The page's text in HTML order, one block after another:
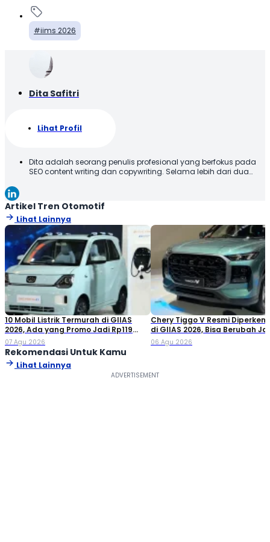
iims 2026
Dita Safitri
Lihat Profil
Dita adalah seorang penulis profesional yang berfokus pada
SEO content writing dan copywriting. Selama lebih dari dua
gaya yang informatif, ringan, dan berbasis data, ia
memastikan pembaca mendapatkan insight yang aplikatif
dan terpercaya.
Artikel Tren Otomotif
Lihat Lainnya
10 Mobil Listrik Termurah di GIIAS
2026, Ada yang Promo Jadi Rp119
Jutaan!
07 Agu 2026
Chery Tiggo V Resmi
di GIIAS 2026, Bisa Berubah
Double Cabin
06 Agu 2026
Rekomendasi Untuk Kamu
Lihat Lainnya